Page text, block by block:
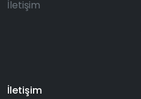
İletişim
İletişim